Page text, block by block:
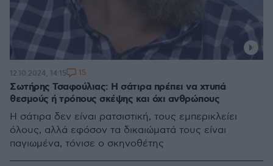
Σωτήρης Τσαφούλιας: Η σάτιρα πρέπει να χτυπά
θεσμούς ή τρόπους σκέψης και όχι ανθρώπους
Η σάτιρα δεν είναι ρατσιστική, τους εμπερικλείει
όλους, αλλά εφόσον τα δικαιώματά τους είναι
παγιωμένα, τόνισε ο σκηνοθέτης
12.10.2024, 14:15 15